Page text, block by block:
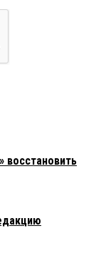
восстановить